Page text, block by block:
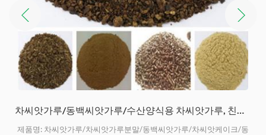
사포닌 함량 35%의 액상차 사포인
차 사포닌은 카멜리아씨드 사포닌이라고도 불리며, 차씨드 가루로부터